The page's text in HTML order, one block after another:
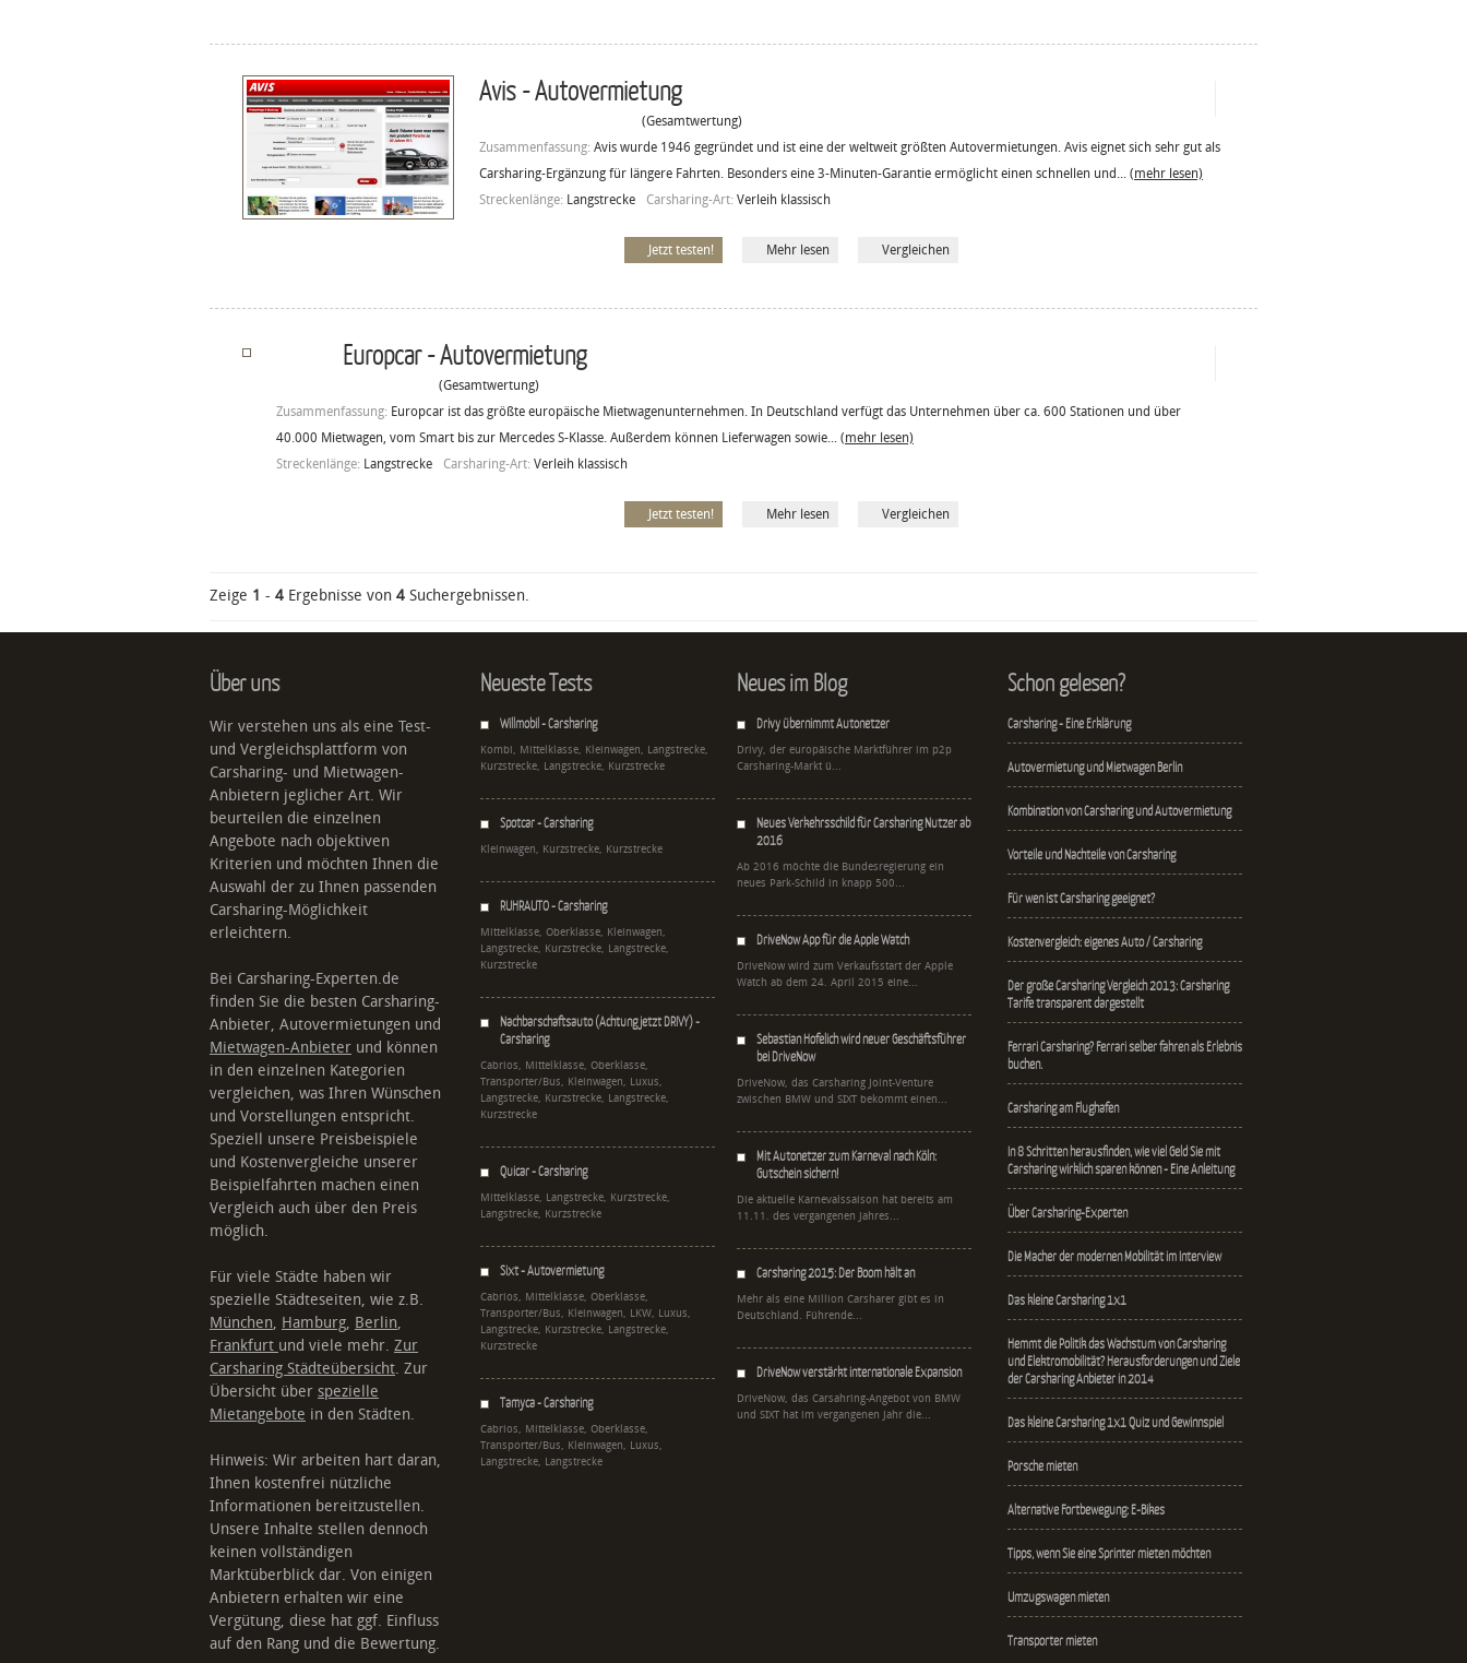
Avis - Autovermietung
(Gesamtwertung)
Zusammenfassung: Avis wurde 1946 gegründet und ist eine der weltweit größten Autovermietungen. Avis eignet sich sehr gut als
Carsharing-Ergänzung für längere Fahrten. Besonders eine 3-Minuten-Garantie ermöglicht einen schnellen und... (mehr lesen)
Streckenlänge: Langstrecke Carsharing-Art: Verleih klassisch
Jetzt testen! Mehr lesen Vergleichen
Europcar - Autovermietung
(Gesamtwertung)
Zusammenfassung: Europcar ist das größte europäische Mietwagenunternehmen. In Deutschland verfügt das Unternehmen über ca. 600 Stationen und über
40.000 Mietwagen, vom Smart bis zur Mercedes S-Klasse. Außerdem können Lieferwagen sowie... (mehr lesen)
Streckenlänge: Langstrecke Carsharing-Art: Verleih klassisch
Jetzt testen! Mehr lesen Vergleichen
Zeige 1 - 4 Ergebnisse von 4 Suchergebnissen.
Über uns
Wir verstehen uns als eine Test-
und Vergleichsplattform von
Carsharing- und Mietwagen-
Anbietern jeglicher Art. Wir
beurteilen die einzelnen
Angebote nach objektiven
Kriterien und möchten Ihnen die
Auswahl der zu Ihnen passenden
Carsharing-Möglichkeit
erleichtern.
Bei Carsharing-Experten.de
finden Sie die besten Carsharing-
Anbieter, Autovermietungen und
Mietwagen-Anbieter und können
in den einzelnen Kategorien
vergleichen, was Ihren Wünschen
und Vorstellungen entspricht.
Speziell unsere Preisbeispiele
und Kostenvergleiche unserer
Beispielfahrten machen einen
Vergleich auch über den Preis
möglich.
Für viele Städte haben wir
spezielle Städteseiten, wie z.B.
München, Hamburg, Berlin,
Frankfurt und viele mehr. Zur
Carsharing Städteübersicht. Zur
Übersicht über spezielle
Mietangebote in den Städten.
Hinweis: Wir arbeiten hart daran,
Ihnen kostenfrei nützliche
Informationen bereitzustellen.
Unsere Inhalte stellen dennoch
keinen vollständigen
Marktüberblick dar. Von einigen
Anbietern erhalten wir eine
Vergütung, diese hat ggf. Einfluss
auf den Rang und die Bewertung.
Neueste Tests
Willmobil - Carsharing
Kombi, Mittelklasse, Kleinwagen, Langstrecke,
Kurzstrecke, Langstrecke, Kurzstrecke
Spotcar - Carsharing
Kleinwagen, Kurzstrecke, Kurzstrecke
RUHRAUTO - Carsharing
Mittelklasse, Oberklasse, Kleinwagen,
Langstrecke, Kurzstrecke, Langstrecke,
Kurzstrecke
Nachbarschaftsauto (Achtung jetzt DRIVY) -
Carsharing
Cabrios, Mittelklasse, Oberklasse,
Transporter/Bus, Kleinwagen, Luxus,
Langstrecke, Kurzstrecke, Langstrecke,
Kurzstrecke
Quicar - Carsharing
Mittelklasse, Langstrecke, Kurzstrecke,
Langstrecke, Kurzstrecke
Sixt - Autovermietung
Cabrios, Mittelklasse, Oberklasse,
Transporter/Bus, Kleinwagen, LKW, Luxus,
Langstrecke, Kurzstrecke, Langstrecke,
Kurzstrecke
Tamyca - Carsharing
Cabrios, Mittelklasse, Oberklasse,
Transporter/Bus, Kleinwagen, Luxus,
Langstrecke, Langstrecke
Neues im Blog
Drivy übernimmt Autonetzer
Drivy, der europäische Marktführer im p2p
Carsharing-Markt ü...
Neues Verkehrsschild für Carsharing Nutzer ab
2016
Ab 2016 möchte die Bundesregierung ein
neues Park-Schild in knapp 500...
DriveNow App für die Apple Watch
DriveNow wird zum Verkaufsstart der Apple
Watch ab dem 24. April 2015 eine...
Sebastian Hofelich wird neuer Geschäftsführer
bei DriveNow
DriveNow, das Carsharing Joint-Venture
zwischen BMW und SIXT bekommt einen...
Mit Autonetzer zum Karneval nach Köln:
Gutschein sichern!
Die aktuelle Karnevalssaison hat bereits am
11.11. des vergangenen Jahres...
Carsharing 2015: Der Boom hält an
Mehr als eine Million Carsharer gibt es in
Deutschland. Führende...
DriveNow verstärkt internationale Expansion
DriveNow, das Carsahring-Angebot von BMW
und SIXT hat im vergangenen Jahr die...
Schon gelesen?
Carsharing - Eine Erklärung
Autovermietung und Mietwagen Berlin
Kombination von Carsharing und Autovermietung
Vorteile und Nachteile von Carsharing
Für wen ist Carsharing geeignet?
Kostenvergleich: eigenes Auto / Carsharing
Der große Carsharing Vergleich 2013: Carsharing
Tarife transparent dargestellt
Ferrari Carsharing? Ferrari selber fahren als Erlebnis
buchen.
Carsharing am Flughafen
In 8 Schritten herausfinden, wie viel Geld Sie mit
Carsharing wirklich sparen können - Eine Anleitung
Über Carsharing-Experten
Die Macher der modernen Mobilität im Interview
Das kleine Carsharing 1x1
Hemmt die Politik das Wachstum von Carsharing
und Elektromobilität? Herausforderungen und Ziele
der Carsharing Anbieter in 2014
Das kleine Carsharing 1x1 Quiz und Gewinnspiel
Porsche mieten
Alternative Fortbewegung: E-Bikes
Tipps, wenn Sie eine Sprinter mieten möchten
Umzugswagen mieten
Transporter mieten